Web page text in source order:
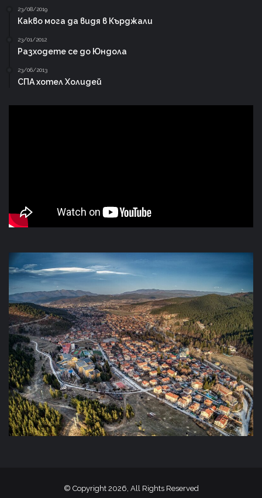
23/08/2019
Какво мога да видя в Кърджали
23/01/2012
Разходете се до Юндола
23/06/2013
СПА хотел Холидей
© Copyright 2026, All Rights Reserved